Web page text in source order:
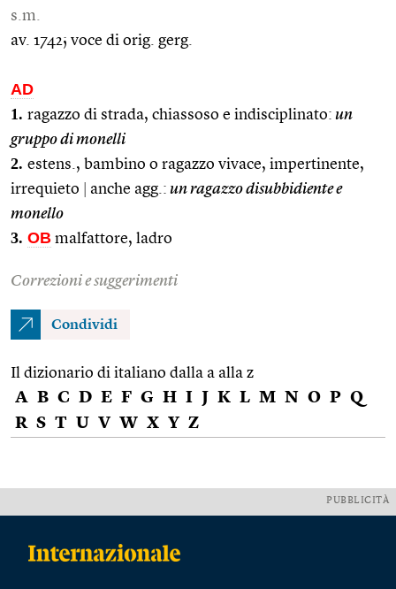
s.m.
av. 1742; voce di orig. gerg.
AD
1. ragazzo di strada, chiassoso e indisciplinato: un
gruppo di monelli
2. estens., bambino o ragazzo vivace, impertinente,
irrequieto
anche agg.: un ragazzo disubbidiente e
monello
3. OB malfattore, ladro
Correzioni e suggerimenti
Condividi
Il dizionario di italiano dalla a alla z
A B C D E F G H I J K L M N O P Q
R S T U V W X Y Z
PUBBLICITÀ